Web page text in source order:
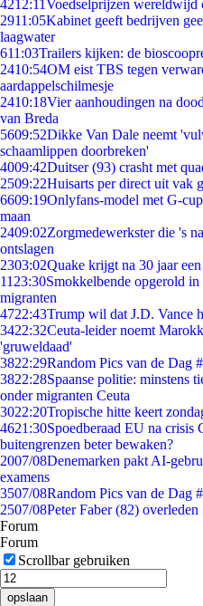
4212:11Voedselprijzen wereldwijd
2911:05Kabinet geeft bedrijven
laagwater
611:03Trailers kijken: de
2410:54OM eist TBS tegen
aardappelschilmesje
2410:18Vier aanhoudingen na
van Breda
5609:52Dikke Van Dale neemt
schaamlippen doorbreken'
4009:42Duitser (93) crasht met
2509:22Huisarts per direct uit vak
6609:19Onlyfans-model met G-
maan
2409:02Zorgmedewerkster die 's
ontslagen
2303:02Quake krijgt na 30 jaar
11 23:30Smokkelbende opgerold
migranten
4722:43Trump wil dat J.D. Vance
3422:32Ceuta-leider noemt
'gruweldaad'
3822:29Random Pics van de Dag
3822:28Spaanse politie: minstens
onder migranten Ceuta
3022:20Tropische hitte keert
4621:30Spoedberaad EU na crisis
buitengrenzen beter bewaken?
2007/08Denemarken pakt AI-
examens
3507/08Random Pics van de Dag
2507/08Peter Faber (82) overleden
Forum
Forum
Scrollbar gebruiken
opslaan